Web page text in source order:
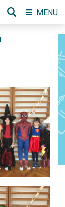
MENU